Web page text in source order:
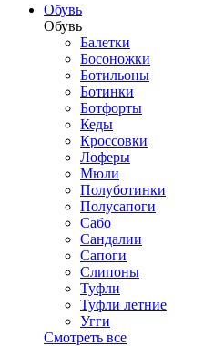
Обувь
Обувь
Балетки
Босоножки
Ботильоны
Ботинки
Ботфорты
Кеды
Кроссовки
Лоферы
Мюли
Полуботинки
Полусапоги
Сабо
Сандалии
Сапоги
Слипоны
Туфли
Туфли летние
Угги
Смотреть все